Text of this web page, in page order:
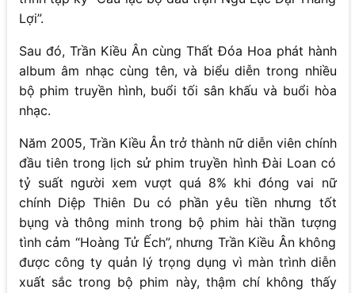
Lợi”.
Sau đó, Trần Kiều Ân cùng Thất Đóa Hoa phát hành
album âm nhạc cùng tên, và biểu diễn trong nhiều
bộ phim truyền hình, buổi tối sân khấu và buổi hòa
nhạc.
Năm 2005, Trần Kiều Ân trở thành nữ diễn viên chính
đầu tiên trong lịch sử phim truyền hình Đài Loan có
tỷ suất người xem vượt quá 8% khi đóng vai nữ
chính Diệp Thiên Du có phần yêu tiền nhưng tốt
bụng và thông minh trong bộ phim hài thần tượng
tình cảm “Hoàng Tử Ếch”, nhưng Trần Kiều Ân không
được công ty quản lý trọng dụng vì màn trình diễn
xuất sắc trong bộ phim này, thậm chí không thấy